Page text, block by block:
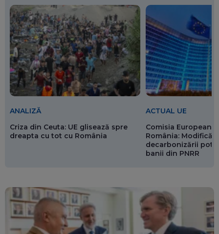
ANALIZĂ
Criza din Ceuta: UE glisează spre
dreapta cu tot cu România
ACTUAL UE
Comisia Europeană
România:
decarbonizării pot
banii din PNRR